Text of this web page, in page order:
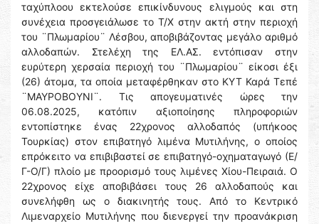
ταχύπλοου εκτελούσε επικίνδυνους ελιγμούς και στη
συνέχεια προσγειάλωσε το Τ/Χ στην ακτή στην περιοχή
του ¨Πλωμαρίου¨ Λέσβου, αποβιβάζοντας μεγάλο αριθμό
αλλοδαπών. Στελέχη της ΕΛ.ΑΣ. εντόπισαν στην
ευρύτερη χερσαία περιοχή του ¨Πλωμαρίου¨ είκοσι έξι
(26) άτομα, τα οποία μεταφέρθηκαν στο ΚΥΤ Καρά Τεπέ
¨ΜΑΥΡΟΒΟΥΝΙ¨. Τις απογευματινές ώρες την
06.08.2025, κατόπιν αξιοποίησης πληροφοριών
εντοπίστηκε ένας 22χρονος αλλοδαπός (υπήκοος
Τουρκίας) στον επιβατηγό λιμένα Μυτιλήνης, ο οποίος
επρόκειτο να επιβιβαστεί σε επιβατηγό-οχηματαγωγό (Ε/
Γ-Ο/Γ) πλοίο με προορισμό τους λιμένες Χίου-Πειραιά. Ο
22χρονος είχε αποβιβάσει τους 26 αλλοδαπούς και
συνελήφθη ως ο διακινητής τους. Από το Κεντρικό
Λιμεναρχείο Μυτιλήνης που διενεργεί την προανάκριση